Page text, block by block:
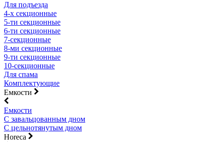
Для подъезда
4-х секционные
5-ти секционные
6-ти секционные
7-секционные
8-ми секционные
9-ти секционные
10-секционные
Для спама
Комплектующие
Емкости
Емкости
С завальцованным дном
С цельнотянутым дном
Horeca